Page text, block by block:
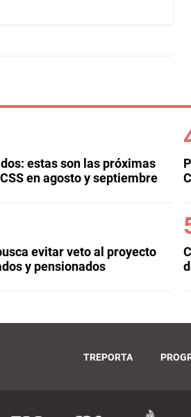
estas son las próximas
en agosto y septiembre
evitar veto al proyecto
y pensionados
TREPORTA